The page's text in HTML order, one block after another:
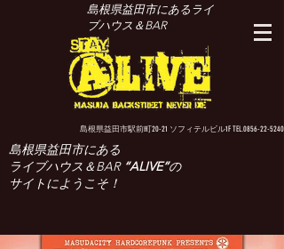
島根県益田市にあるライ
ブハウス＆BAR
島根県益田市駅前町20-21 ソフィテルビル1F TEL.0856-22-5240
島根県益田市にある
ライブハウス＆BAR “ALIVE”の
サイトにようこそ！